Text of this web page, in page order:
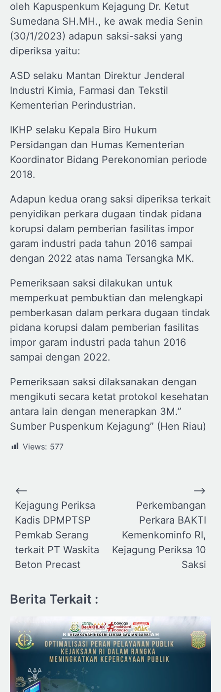
oleh Kapuspenkum Kejagung Dr. Ketut
Sumedana SH.MH., ke awak media Senin
(30/1/2023) adapun saksi-saksi yang
diperiksa yaitu:
ASD selaku Mantan Direktur Jenderal
Industri Kimia, Farmasi dan Tekstil
Kementerian Perindustrian.
IKHP selaku Kepala Biro Hukum
Persidangan dan Humas Kementerian
Koordinator Bidang Perekonomian periode
2018.
Adapun kedua orang saksi diperiksa terkait
penyidikan perkara dugaan tindak pidana
korupsi dalam pemberian fasilitas impor
garam industri pada tahun 2016 sampai
dengan 2022 atas nama Tersangka MK.
Pemeriksaan saksi dilakukan untuk
memperkuat pembuktian dan melengkapi
pemberkasan dalam perkara dugaan tindak
pidana korupsi dalam pemberian fasilitas
impor garam industri pada tahun 2016
sampai dengan 2022.
Pemeriksaan saksi dilaksanakan dengan
mengikuti secara ketat protokol kesehatan
antara lain dengan menerapkan 3M.”
Sumber Puspenkum Kejagung” (Hen Riau)
Views: 577
Navigasi
pos
⟵
Kejagung Periksa
Kadis DPMPTSP
Pemkab Serang
terkait PT Waskita
Beton Precast
Perkembangan
Perkara BAKTI
Kemenkominfo RI,
Kejagung Periksa 10
Saksi
⟶
Berita Terkait :